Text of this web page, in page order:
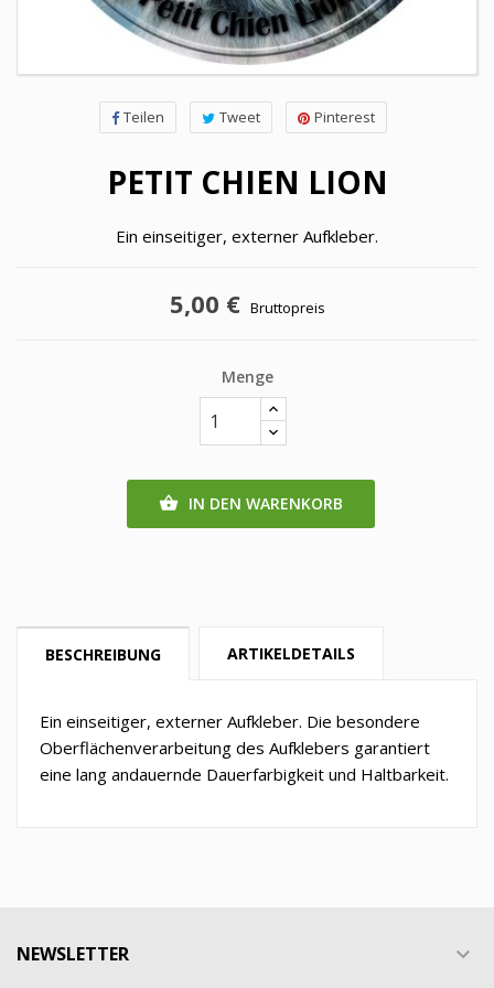
Teilen Tweet Pinterest
PETIT CHIEN LION
Ein einseitiger, externer Aufkleber.
5,00 € Bruttopreis
Menge
 IN DEN WARENKORB
BESCHREIBUNG ARTIKELDETAILS
Ein einseitiger, externer Aufkleber. Die besondere
Oberflächenverarbeitung des Aufklebers garantiert
eine lang andauernde Dauerfarbigkeit und Haltbarkeit.
NEWSLETTER 